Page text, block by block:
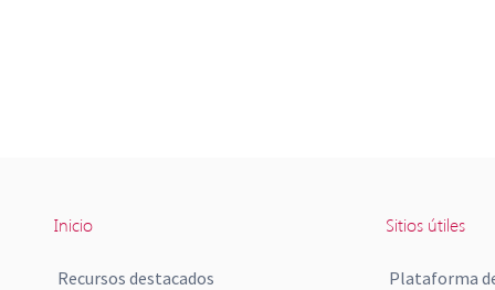
Inicio
Recursos destacados
Sitios útiles
Plataforma